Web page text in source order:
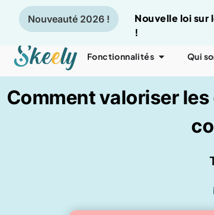
Nouveauté 2026 !
Nouvelle loi
!
Fonctionnalités Qui
Comment valoriser